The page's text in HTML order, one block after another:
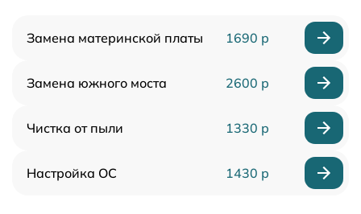
Замена материнской платы 1690 р
Замена южного моста 2600 р
Чистка от пыли 1330 р
Настройка ОС 1430 р